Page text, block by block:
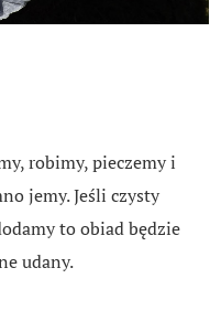
robimy, pieczemy i
jemy. Jeśli czysty
to obiad będzie
udany.